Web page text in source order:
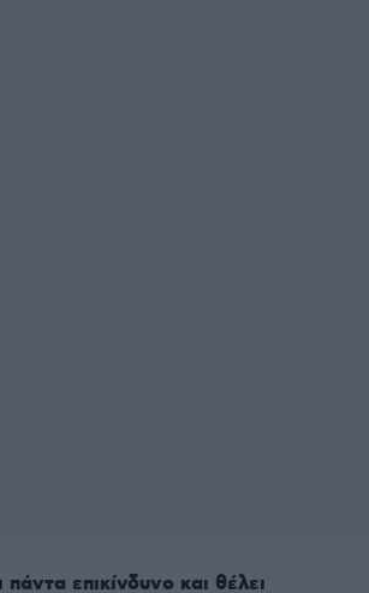
πάντα επικίνδυνο και θέλει